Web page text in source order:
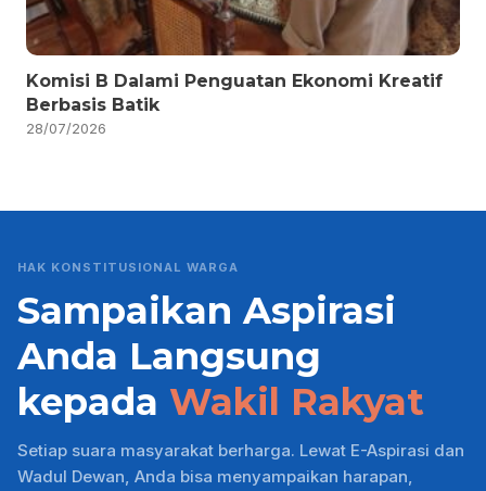
Komisi B Dalami Penguatan Ekonomi Kreatif
Berbasis Batik
28/07/2026
HAK KONSTITUSIONAL WARGA
Sampaikan Aspirasi
Anda Langsung
kepada Wakil Rakyat
Setiap suara masyarakat berharga. Lewat E-Aspirasi dan
Wadul Dewan, Anda bisa menyampaikan harapan,